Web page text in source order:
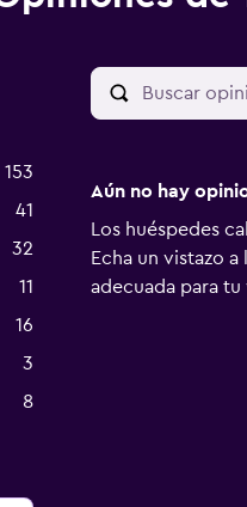
153
41
32
11
16
3
8
Aún no hay
Los huéspedes
Echa un vistazo
adecuada para tu